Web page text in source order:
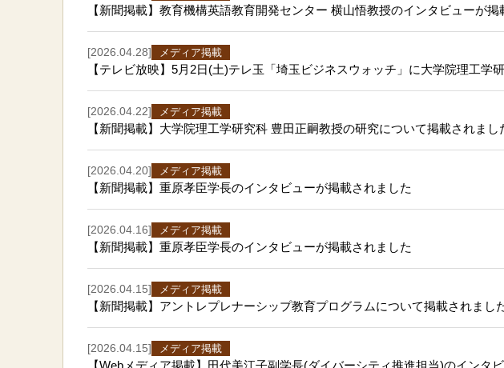
【新聞掲載】教育機構英語教育開発センター 横山悟教授のインタビューが掲
[2026.04.28] メディア掲載
【テレビ放映】5月2日(土)テレ玉「埼玉ビジネスウォッチ」に大学院理工学
[2026.04.22] メディア掲載
【新聞掲載】大学院理工学研究科 豊田正嗣教授の研究について掲載されまし
[2026.04.20] メディア掲載
【新聞掲載】重原孝臣学長のインタビューが掲載されました
[2026.04.16] メディア掲載
【新聞掲載】重原孝臣学長のインタビューが掲載されました
[2026.04.15] メディア掲載
【新聞掲載】アントレプレナーシップ教育プログラムについて掲載されまし
[2026.04.15] メディア掲載
【Webメディア掲載】田代美江子副学長(ダイバーシティ推進担当)のインタ